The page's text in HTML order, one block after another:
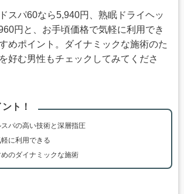
スパ60なら5,940円、熟眠ドライヘッ
円と、お手頃価格で気軽に利用でき
めポイント。ダイナミックな施術のた
好む男性もチェックしてみてくださ
ト！
パの高い技術と深層指圧
に利用できる
のダイナミックな施術